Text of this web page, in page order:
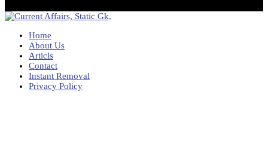
Home
About Us
Articls
Contact
Instant Removal
Privacy Policy